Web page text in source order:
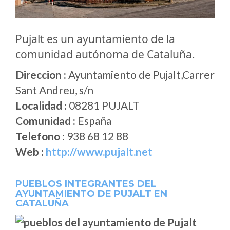
Pujalt es un ayuntamiento de la
comunidad autónoma de Cataluña.
Direccion : Ayuntamiento de Pujalt,Carrer
Sant Andreu, s/n
Localidad : 08281 PUJALT
Comunidad : España
Telefono : 938 68 12 88
Web : http://www.pujalt.net
PUEBLOS INTEGRANTES DEL
AYUNTAMIENTO DE PUJALT EN
CATALUÑA